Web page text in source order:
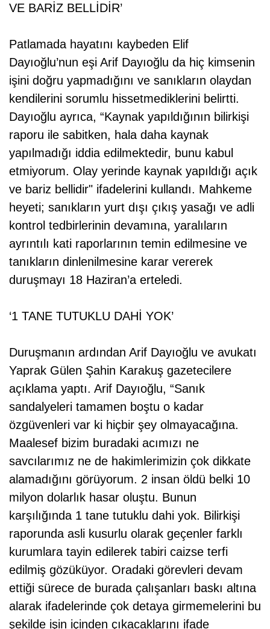
VE BARİZ BELLİDİR’
Patlamada hayatını kaybeden Elif
Dayıoğlu’nun eşi Arif Dayıoğlu da hiç kimsenin
işini doğru yapmadığını ve sanıkların olaydan
kendilerini sorumlu hissetmediklerini belirtti.
Dayıoğlu ayrıca, “Kaynak yapıldığının bilirkişi
raporu ile sabitken, hala daha kaynak
yapılmadığı iddia edilmektedir, bunu kabul
etmiyorum. Olay yerinde kaynak yapıldığı açık
ve bariz bellidir" ifadelerini kullandı. Mahkeme
heyeti; sanıkların yurt dışı çıkış yasağı ve adli
kontrol tedbirlerinin devamına, yaralıların
ayrıntılı kati raporlarının temin edilmesine ve
tanıkların dinlenilmesine karar vererek
duruşmayı 18 Haziran’a erteledi.
‘1 TANE TUTUKLU DAHİ YOK’
Duruşmanın ardından Arif Dayıoğlu ve avukatı
Yaprak Gülen Şahin Karakuş gazetecilere
açıklama yaptı. Arif Dayıoğlu, “Sanık
sandalyeleri tamamen boştu o kadar
özgüvenleri var ki hiçbir şey olmayacağına.
Maalesef bizim buradaki acımızı ne
savcılarımız ne de hakimlerimizin çok dikkate
alamadığını görüyorum. 2 insan öldü belki 10
milyon dolarlık hasar oluştu. Bunun
karşılığında 1 tane tutuklu dahi yok. Bilirkişi
raporunda asli kusurlu olarak geçenler farklı
kurumlara tayin edilerek tabiri caizse terfi
edilmiş gözüküyor. Oradaki görevleri devam
ettiği sürece de burada çalışanları baskı altına
alarak ifadelerinde çok detaya girmemelerini bu
şekilde işin içinden çıkacaklarını ifade